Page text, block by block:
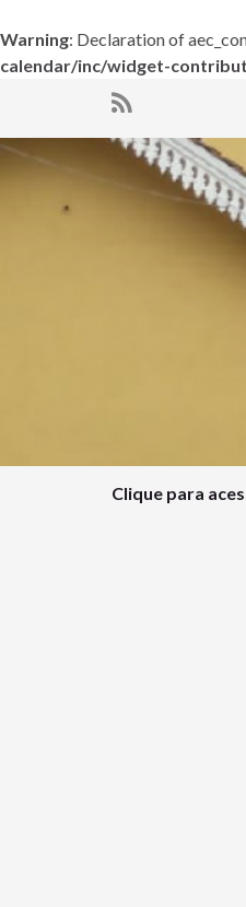
Warning: Declaration of
calendar/inc/widget-
Clique para